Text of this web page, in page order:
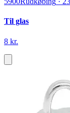
Til glas
8 kr.